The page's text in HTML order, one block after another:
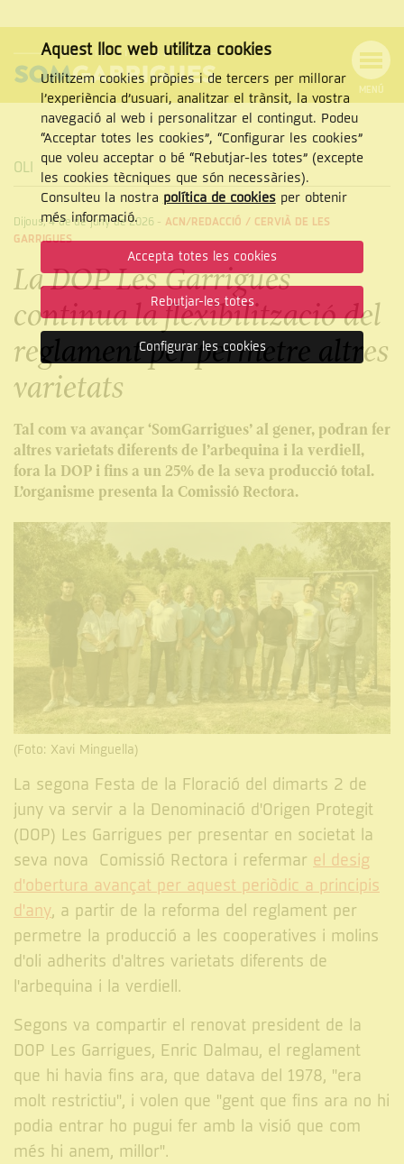
NAVEGACIÓ
MENÚ
Cercar
CERCAR
OLI
Dijous, 4 de de juny de 2026 -ACN/REDACCIÓ / CERVIÀ DE LES
GARRIGUES
La DOP Les Garrigues
continua la flexibilització del
reglament per permetre altres
varietats
Tal com va avançar ‘SomGarrigues’ al gener, podran fer
altres varietats diferents de l’arbequina i la verdiell,
fora la DOP i fins a un 25% de la seva producció total.
L’organisme presenta la Comissió Rectora.
(Foto: Xavi Minguella)
La segona Festa de la Floració del dimarts 2 de
juny va servir a la Denominació d'Origen Protegit
(DOP) Les Garrigues per presentar en societat la
seva nova Comissió Rectora i refermar el desig
d'obertura avançat per aquest periòdic a principis
d'any, a partir de la reforma del reglament per
permetre la producció a les cooperatives i molins
d'oli adherits d'altres varietats diferents de
l'arbequina i la verdiell.
Segons va compartir el renovat president de la
DOP Les Garrigues, Enric Dalmau, el reglament
que hi havia fins ara, que datava del 1978, "era
molt restrictiu", i volen que "gent que fins ara no hi
podia entrar ho pugui fer amb la visió que com
més hi anem, millor".
Aquest lloc web utilitza cookies
Utilitzem cookies pròpies i de tercers per millorar
l’experiència d’usuari, analitzar el trànsit, la vostra
navegació al web i personalitzar el contingut. Podeu
“Acceptar totes les cookies”, “Configurar les cookies”
que voleu acceptar o bé “Rebutjar-les totes” (excepte
les cookies tècniques que són necessàries).
Consulteu la nostra política de cookiesper obtenir
més informació.
Accepta totes les cookies
Rebutjar-les totes
Configurar les cookies